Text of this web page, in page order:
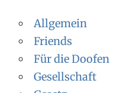
Allgemein
Friends
Für die Doofen
Gesellschaft